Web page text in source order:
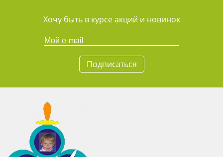
Хочу быть в курсе акций и новинок
Подписаться